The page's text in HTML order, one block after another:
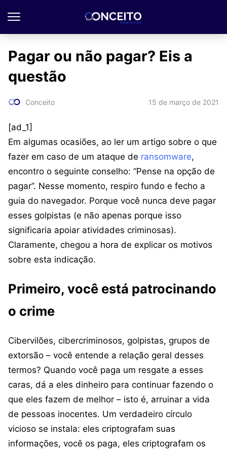
Pagar ou não pagar? Eis a
questão
Conceito 15 de março de 2021
[ad_1]
Em algumas ocasiões, ao ler um artigo sobre o que
fazer em caso de um ataque de ransomware,
encontro o seguinte conselho: “Pense na opção de
pagar”. Nesse momento, respiro fundo e fecho a
guia do navegador. Porque você nunca deve pagar
esses golpistas (e não apenas porque isso
significaria apoiar atividades criminosas).
Claramente, chegou a hora de explicar os motivos
sobre esta indicação.
Primeiro, você está patrocinando
o crime
Cibervilões, cibercriminosos, golpistas, grupos de
extorsão – você entende a relação geral desses
termos? Quando você paga um resgate a esses
caras, dá a eles dinheiro para continuar fazendo o
que eles fazem de melhor – isto é, arruinar a vida
de pessoas inocentes. Um verdadeiro círculo
vicioso se instala: eles criptografam suas
informações, você os paga, eles criptografam os